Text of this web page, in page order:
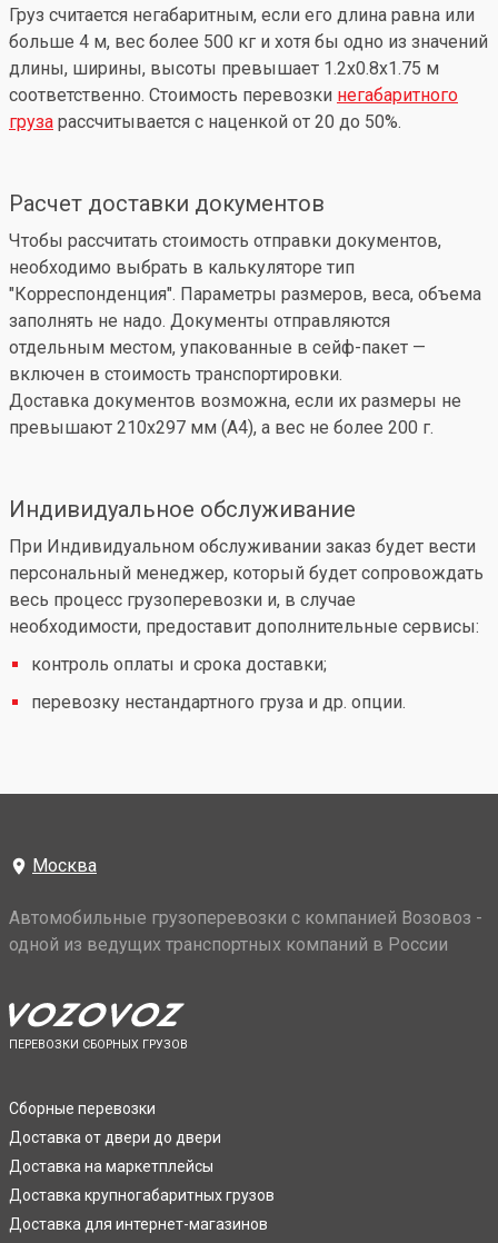
Груз считается негабаритным, если его длина равна или
больше 4 м, вес более 500 кг и хотя бы одно из значений
длины, ширины, высоты превышает 1.2x0.8x1.75 м
соответственно. Стоимость перевозки негабаритного
груза рассчитывается с наценкой от 20 до 50%.
Расчет доставки документов
Чтобы рассчитать стоимость отправки документов,
необходимо выбрать в калькуляторе тип
"Корреспонденция". Параметры размеров, веса, объема
заполнять не надо. Документы отправляются
отдельным местом, упакованные в сейф-пакет —
включен в стоимость транспортировки.
Доставка документов возможна, если их размеры не
превышают 210x297 мм (А4), а вес не более 200 г.
Индивидуальное обслуживание
При Индивидуальном обслуживании заказ будет вести
персональный менеджер, который будет сопровождать
весь процесс грузоперевозки и, в случае
необходимости, предоставит дополнительные сервисы:
контроль оплаты и срока доставки;
перевозку нестандартного груза и др. опции.
Москва
Автомобильные грузоперевозки с компанией Возовоз -
одной из ведущих транспортных компаний в России
ПЕРЕВОЗКИ СБОРНЫХ ГРУЗОВ
Сборные перевозки
Доставка от двери до двери
Доставка на маркетплейсы
Доставка крупногабаритных грузов
Доставка для интернет-магазинов